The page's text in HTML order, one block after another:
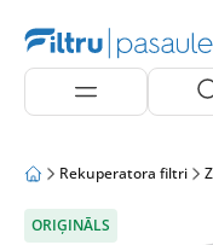
Rekuperatora filtri
ORIĢINĀLS